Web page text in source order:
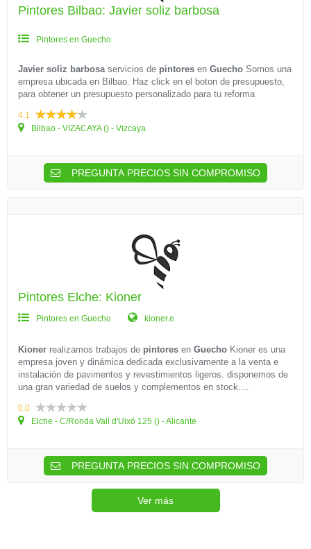
Pintores Bilbao: Javier soliz barbosa
Pintores en Guecho
Javier soliz barbosaservicios de pintores en Guecho Somos una
empresa ubicada en Bilbao. Haz click en el boton de presupuesto,
para obtener un presupuesto personalizado para tu reforma
4.1
Bilbao - VIZACAYA () - Vizcaya
PREGUNTA PRECIOS SIN COMPROMISO
Pintores Elche: Kioner
Pintores en Guecho kioner.e
Kioner realizamos trabajos de pintores en Guecho Kioner es una
empresa joven y dinámica dedicada exclusivamente a la venta e
instalación de pavimentos y revestimientos ligeros. disponemos de
una gran variedad de suelos y complementos en stock....
0.0
Elche - C/Ronda Vall d'Uixó 125 () - Alicante
PREGUNTA PRECIOS SIN COMPROMISO
Ver más